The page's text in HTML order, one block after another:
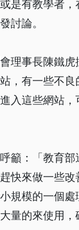
是有教學者，
討論。
理事長陳鐵虎
，有一些不良
入這些網站，
籲：「教育部
快來做一些改
規模的一個
量的來使用